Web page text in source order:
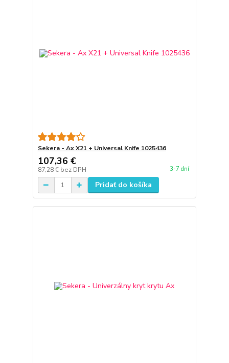
Sekera - Ax X21 + Universal Knife 1025436
107,36 €
87,28 € bez DPH 3-7 dní
Pridať do košíka